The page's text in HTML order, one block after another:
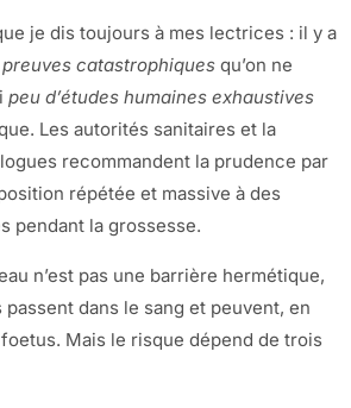
je dis toujours à mes lectrices : il y a
catastrophiques qu’on ne
peu d’études humaines exhaustives
Les autorités sanitaires et la
recommandent la prudence par
répétée et massive à des
pendant la grossesse.
n’est pas une barrière hermétique,
dans le sang et peuvent, en
Mais le risque dépend de trois